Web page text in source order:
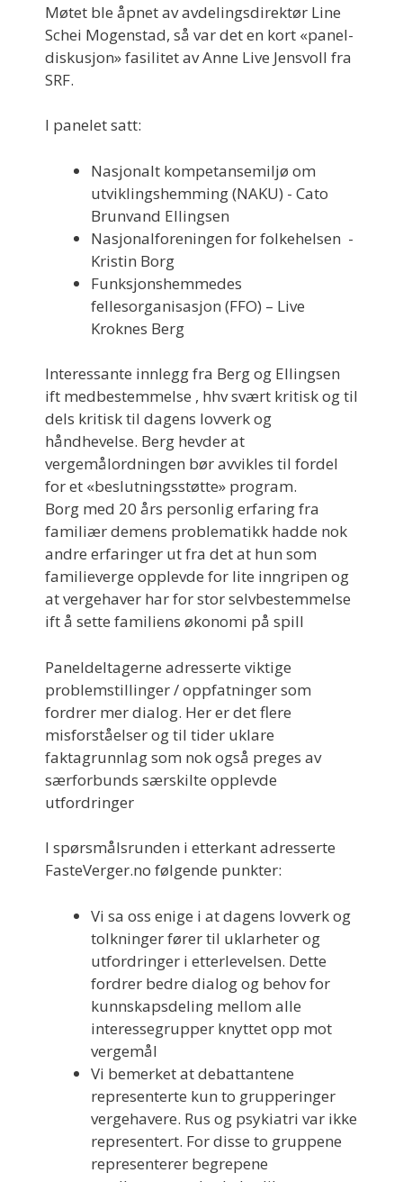
Møtet ble åpnet av avdelingsdirektør Line
Schei Mogenstad, så var det en kort «panel-
diskusjon» fasilitet av Anne Live Jensvoll fra
SRF.
I panelet satt:
Nasjonalt kompetansemiljø om
utviklingshemming (NAKU) - Cato
Brunvand Ellingsen
Nasjonalforeningen for folkehelsen -
Kristin Borg
Funksjonshemmedes
fellesorganisasjon (FFO) – Live
Kroknes Berg
Interessante innlegg fra Berg og Ellingsen
ift medbestemmelse , hhv svært kritisk og til
dels kritisk til dagens lovverk og
håndhevelse. Berg hevder at
vergemålordningen bør avvikles til fordel
for et «beslutningsstøtte» program.
Borg med 20 års personlig erfaring fra
familiær demens problematikk hadde nok
andre erfaringer ut fra det at hun som
familieverge opplevde for lite inngripen og
at vergehaver har for stor selvbestemmelse
ift å sette familiens økonomi på spill
Paneldeltagerne adresserte viktige
problemstillinger / oppfatninger som
fordrer mer dialog. Her er det flere
misforståelser og til tider uklare
faktagrunnlag som nok også preges av
særforbunds særskilte opplevde
utfordringer
I spørsmålsrunden i etterkant adresserte
FasteVerger.no følgende punkter:
Vi sa oss enige i at dagens lovverk og
tolkninger fører til uklarheter og
utfordringer i etterlevelsen. Dette
fordrer bedre dialog og behov for
kunnskapsdeling mellom alle
interessegrupper knyttet opp mot
vergemål
Vi bemerket at debattantene
representerte kun to grupperinger
vergehavere. Rus og psykiatri var ikke
representert. For disse to gruppene
representerer begrepene